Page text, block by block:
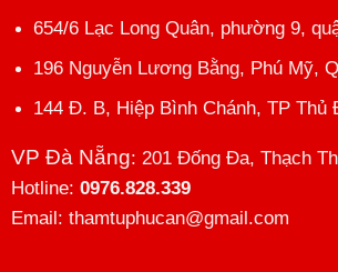
654/6 Lạc Long Quân, phường 9,
196 Nguyễn Lương Bằng, Phú Mỹ,
144 Đ. B, Hiệp Bình Chánh, TP Thủ
VP Đà Nẵng: 201 Đống Đa, Thạch
Hotline: 0976.828.339
Email: thamtuphucan@gmail.com